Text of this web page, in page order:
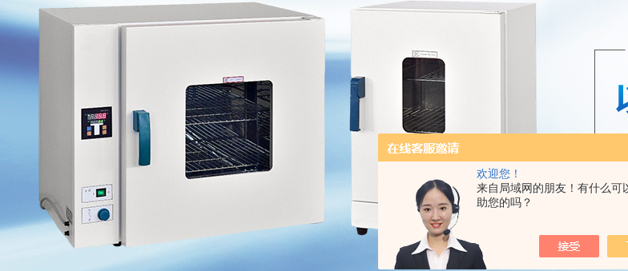
欢迎您！
来自局域网的朋友！有什么可
助您的吗？